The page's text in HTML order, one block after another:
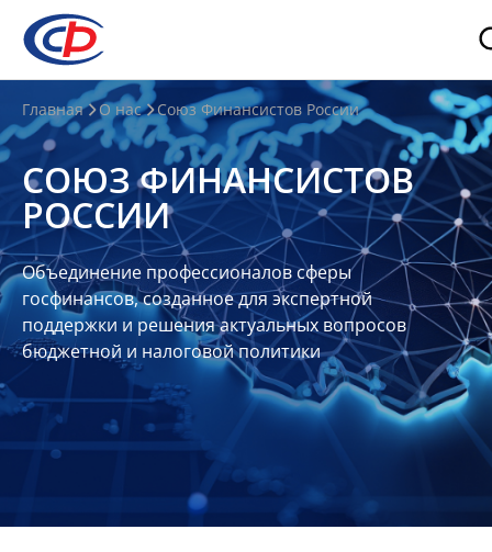
О
нас
О
СФР
Совет
Союза
Участники
Планы
отчеты
Контакты
Главная О нас Союз Финансистов России
СОЮЗ ФИНАНСИСТОВ
РОССИИ
Объединение профессионалов сферы
госфинансов, созданное для экспертной
поддержки и решения актуальных вопросов
бюджетной и налоговой политики